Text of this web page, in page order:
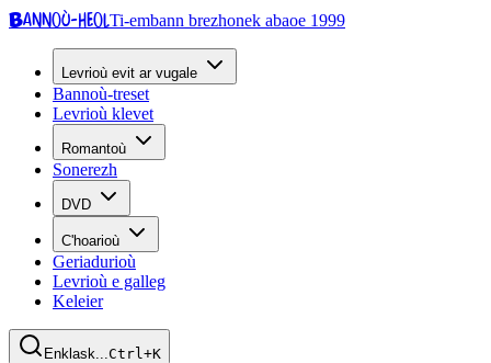
Bannoù-heolTi-embann brezhonek abaoe 1999
Levrioù evit ar vugale
Bannoù-treset
Levrioù klevet
Romantoù
Sonerezh
DVD
C'hoarioù
Geriadurioù
Levrioù e galleg
Keleier
Enklask...Ctrl+K